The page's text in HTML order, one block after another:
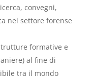
convegni,
nel settore forense
formative e
al fine di
tra il mondo